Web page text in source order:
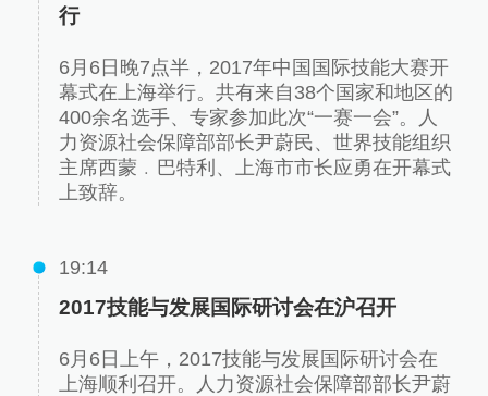
行
6月6日晚7点半，2017年中国国际技能大赛开
幕式在上海举行。共有来自38个国家和地区的
400余名选手、专家参加此次“一赛一会”。人
力资源社会保障部部长尹蔚民、世界技能组织
主席西蒙﹒巴特利、上海市市长应勇在开幕式
上致辞。
19:14
2017技能与发展国际研讨会在沪召开
6月6日上午，2017技能与发展国际研讨会在
上海顺利召开。人力资源社会保障部部长尹蔚